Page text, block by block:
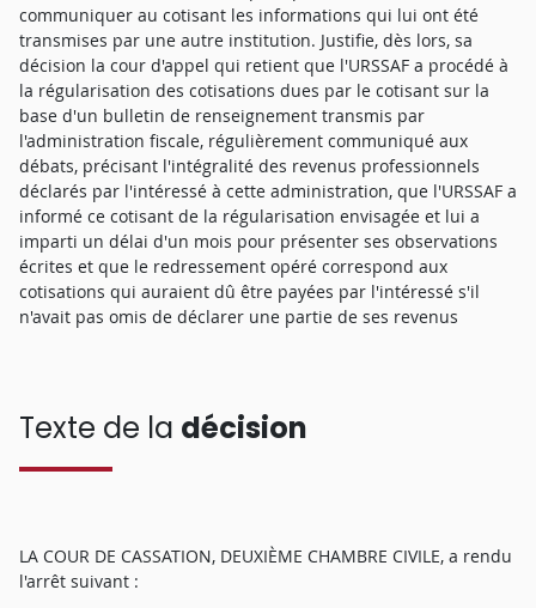
communiquer au cotisant les informations qui lui ont été
transmises par une autre institution. Justifie, dès lors, sa
décision la cour d'appel qui retient que l'URSSAF a procédé à
la régularisation des cotisations dues par le cotisant sur la
base d'un bulletin de renseignement transmis par
l'administration fiscale, régulièrement communiqué aux
débats, précisant l'intégralité des revenus professionnels
déclarés par l'intéressé à cette administration, que l'URSSAF a
informé ce cotisant de la régularisation envisagée et lui a
imparti un délai d'un mois pour présenter ses observations
écrites et que le redressement opéré correspond aux
cotisations qui auraient dû être payées par l'intéressé s'il
n'avait pas omis de déclarer une partie de ses revenus
Texte de la décision
LA COUR DE CASSATION, DEUXIÈME CHAMBRE CIVILE, a rendu
l'arrêt suivant :